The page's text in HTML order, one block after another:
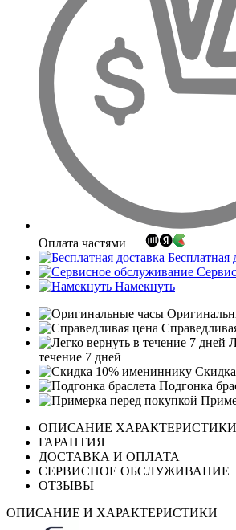
Оплата частями
Бесплатная
Намекнуть
течение 7 дней
Подгонка
ОПИСАНИЕ ХАРАКТЕРИСТИКИ
ГАРАНТИЯ
ДОСТАВКА И ОПЛАТА
СЕРВИСНОЕ ОБСЛУЖИВАНИЕ
ОТЗЫВЫ
ОПИСАНИЕ И ХАРАКТЕРИСТИКИ